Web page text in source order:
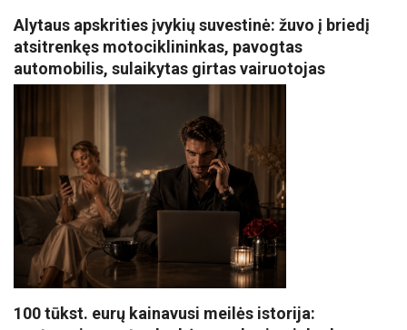
Alytaus apskrities įvykių suvestinė: žuvo į briedį
atsitrenkęs motociklininkas, pavogtas
automobilis, sulaikytas girtas vairuotojas
100 tūkst. eurų kainavusi meilės istorija: